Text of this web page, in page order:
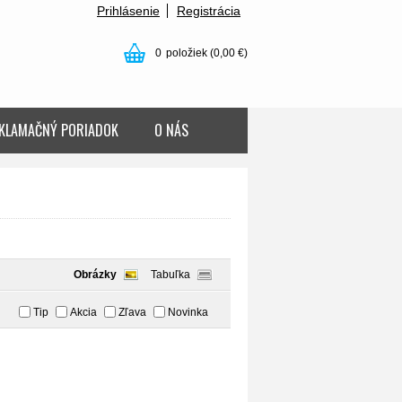
Prihlásenie Registrácia
0 položiek (0,00 €)
PORIADOK O NÁS
Obrázky Tabuľka
Tip Akcia Zľava Novinka